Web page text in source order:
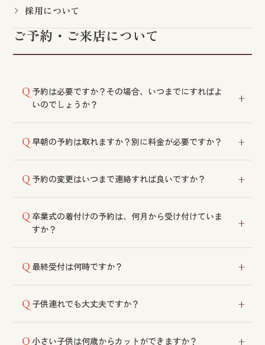
採用について
ご予約・ご来店について
予約は必要ですか？その場合、いつまでにすればよ
いのでしょうか？
ご連絡いただくとご希望の時間が取りやすくなりま
す。Web予約なら24時間いつでも受け付けておりま
早朝の予約は取れますか？別に料金が必要ですか？
す。早朝料金等については各店舗にご相談ください。
予約の変更はいつまで連絡すれば良いですか？
ことが望ましいです。
卒業式の着付けの予約は、何月から受け付けていま
すか？
ください。
最終受付は何時ですか？
舗にご相談ください。
子供連れでも大丈夫ですか？
小さい子供は何歳からカットができますか？